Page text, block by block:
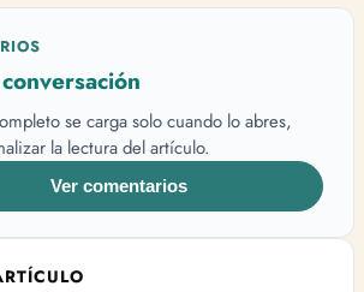
se carga solo cuando lo abres,
la lectura del artículo.
Ver comentarios